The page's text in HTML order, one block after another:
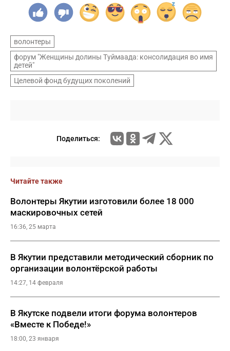
волонтеры
форум "Женщины долины Туймаада: консолидация во имя
детей"
Целевой фонд будущих поколений
Поделиться:
Читайте также
Волонтеры Якутии изготовили более 18 000
маскировочных сетей
16:36, 25 марта
В Якутии представили методический сборник по
организации волонтёрской работы
14:27, 14 февраля
В Якутске подвели итоги форума волонтеров
«Вместе к Победе!»
18:00, 23 января